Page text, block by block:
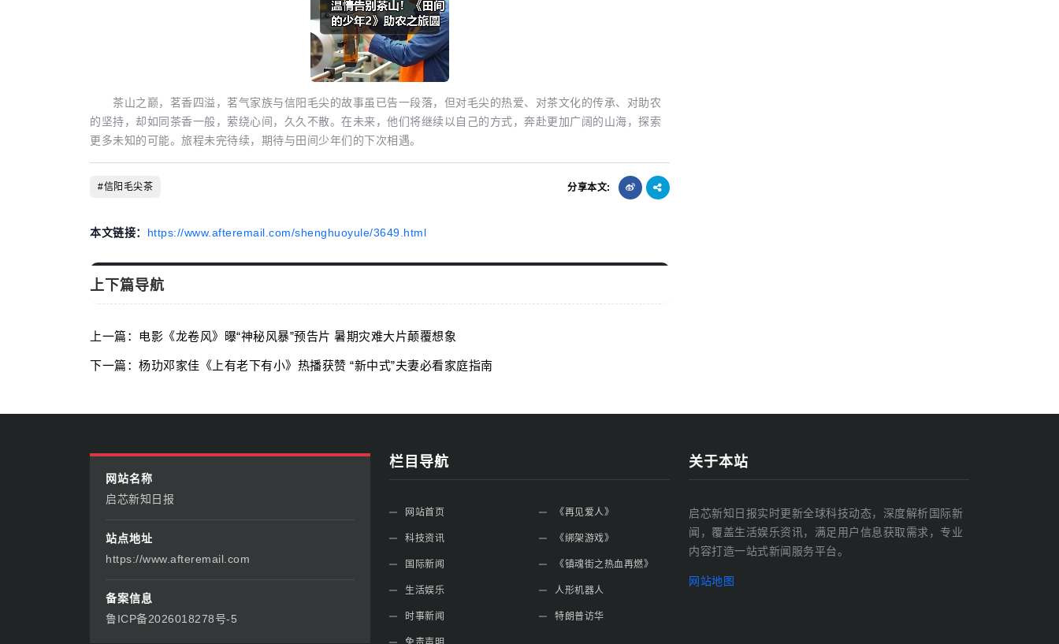
茶山之巅，茗香四溢，茗气家族与信阳毛尖的故事虽已告一段落，但对毛尖的热爱、对茶文化的传承、对助农
的坚持，却如同茶香一般，萦绕心间，久久不散。在未来，他们将继续以自己的方式，奔赴更加广阔的山海，探索
更多未知的可能。旅程未完待续，期待与田间少年们的下次相遇。
#信阳毛尖茶 分享本文:
本文链接： https://www.afteremail.com/shenghuoyule/3649.html
上下篇导航
上一篇：电影《龙卷风》曝“神秘风暴”预告片 暑期灾难大片颠覆想象
下一篇：杨玏邓家佳《上有老下有小》热播获赞 “新中式”夫妻必看家庭指南
网站名称
启芯新知日报
站点地址
https://www.afteremail.com
备案信息
鲁ICP备2026018278号-5
栏目导航
网站首页
科技资讯
国际新闻
生活娱乐
时事新闻
《再见爱人》
《绑架游戏》
《镇魂街之热血再燃》
人形机器人
特朗普访华
关于本站
启芯新知日报实时更新全球科技动态，深度解析国际新
闻，覆盖生活娱乐资讯，满足用户信息获取需求，专业
内容打造一站式新闻服务平台。
网站地图